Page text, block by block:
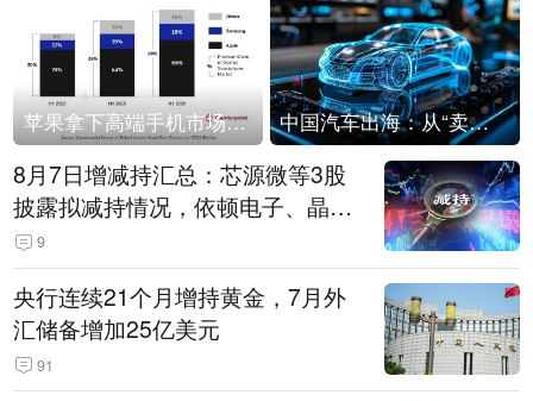
苹果拿下高端手机市场65%的份额：iPhone 17系列功不可没 中国汽车出海：从“卖出去”到“走进去”
8月7日增减持汇总：芯源微等3股
披露拟减持情况，依顿电子、晶华
微拟增持（表）
9
央行连续21个月增持黄金，7月外
汇储备增加25亿美元
91